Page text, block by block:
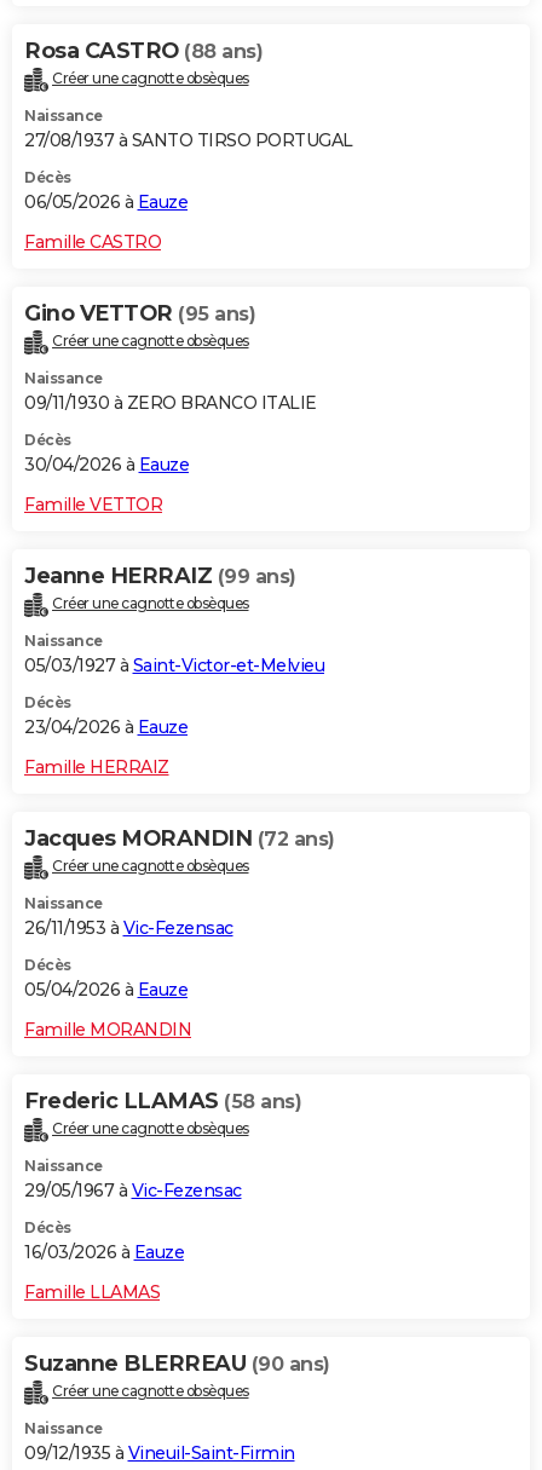
Rosa CASTRO (88 ans)
Créer une cagnotte obsèques
Naissance
27/08/1937 à SANTO TIRSO PORTUGAL
Décès
06/05/2026 à Eauze
Famille CASTRO
Gino VETTOR (95 ans)
Créer une cagnotte obsèques
Naissance
09/11/1930 à ZERO BRANCO ITALIE
Décès
30/04/2026 à Eauze
Famille VETTOR
Jeanne HERRAIZ (99 ans)
Créer une cagnotte obsèques
Naissance
05/03/1927 à Saint-Victor-et-Melvieu
Décès
23/04/2026 à Eauze
Famille HERRAIZ
Jacques MORANDIN (72 ans)
Créer une cagnotte obsèques
Naissance
26/11/1953 à Vic-Fezensac
Décès
05/04/2026 à Eauze
Famille MORANDIN
Frederic LLAMAS (58 ans)
Créer une cagnotte obsèques
Naissance
29/05/1967 à Vic-Fezensac
Décès
16/03/2026 à Eauze
Famille LLAMAS
Suzanne BLERREAU (90 ans)
Créer une cagnotte obsèques
Naissance
09/12/1935 à Vineuil-Saint-Firmin